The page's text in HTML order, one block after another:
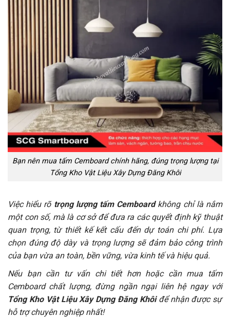
Bạn nên mua tấm Cemboard chính hãng, đúng trọng lượng tại
Tổng Kho Vật Liệu Xây Dựng Đăng Khôi
Việc hiểu rõ trọng lượng tấm Cemboardkhông chỉ là nắm
một con số, mà là cơ sở để đưa ra các quyết định kỹ thuật
quan trọng, từ thiết kế kết cấu đến dự toán chi phí. Lựa
chọn đúng độ dày và trọng lượng sẽ đảm bảo công trình
của bạn vừa an toàn, bền vững, vừa kinh tế và hiệu quả.
Nếu bạn cần tư vấn chi tiết hơn hoặc cần mua tấm
Cemboard chất lượng, đừng ngần ngại liên hệ ngay với
Tổng Kho Vật Liệu Xây Dựng Đăng Khôiđể nhận được sự
hỗ trợ chuyên nghiệp nhất!